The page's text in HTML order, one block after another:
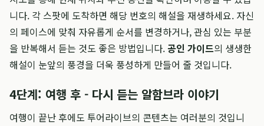
니다. 각 스팟에 도착하면 해당 번호의 해설을 재생하세요. 자신
의 페이스에 맞춰 자유롭게 순서를 변경하거나, 관심 있는 부분
을 반복해서 듣는 것도 좋은 방법입니다. 공인 가이드의 생생한
해설이 눈앞의 풍경을 더욱 풍성하게 만들어 줄 것입니다.
4단계: 여행 후 - 다시 듣는 알함브라 이야기
여행이 끝난 후에도 투어라이브의 콘텐츠는 여러분의 것입니